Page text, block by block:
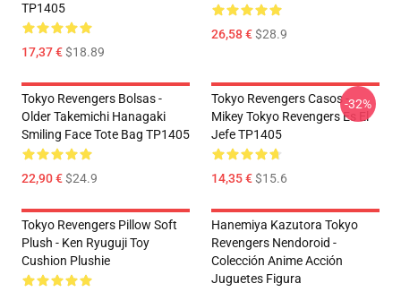
TP1405
17,37 €$18.89
26,58 €$28.9
Tokyo Revengers Bolsas -
Older Takemichi Hanagaki
Smiling Face Tote Bag TP1405
22,90 €$24.9
Tokyo Revengers Casos -
Mikey Tokyo Revengers Es El
Jefe TP1405
14,35 €$15.6
-32%
Tokyo Revengers Pillow Soft
Plush - Ken Ryuguji Toy
Cushion Plushie
Hanemiya Kazutora Tokyo
Revengers Nendoroid -
Colección Anime Acción
Juguetes Figura